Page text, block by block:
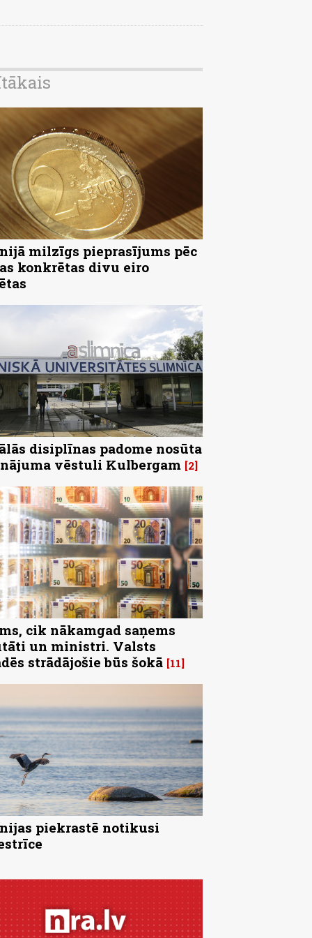
milzīgs pieprasījums pēc
konkrētas divu eiro
disiplīnas padome nosūta
vēstuli Kulbergam 2
cik nākamgad saņems
un ministri. Valsts
strādājošie būs šokā 11
piekrastē notikusi